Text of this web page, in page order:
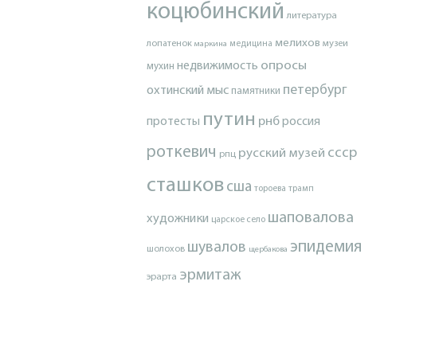
коцюбинский литература
лопатенок маркина медицина мелихов музеи
мухин недвижимость опросы
охтинский мыс памятники петербург
протесты путин рнброссия
роткевич рпц русский музей ссср
сташков сша тороева трамп
художники царское село шаповалова
шолохов шувалов щербакова эпидемия
эрарта эрмитаж